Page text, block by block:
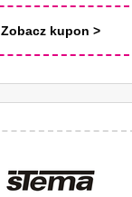
Zobacz kupon >